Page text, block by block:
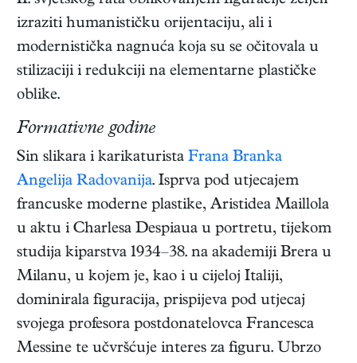
izraziti humanističku orijentaciju, ali i
modernistička nagnuća koja su se očitovala u
stilizaciji i redukciji na elementarne plastičke
oblike.
Formativne godine
Sin slikara i karikaturista Frana Branka
Angelija Radovanija. Isprva pod utjecajem
francuske moderne plastike, Aristidea Maillola
u aktu i Charlesa Despiaua u portretu, tijekom
studija kiparstva 1934–38. na akademiji Brera u
Milanu, u kojem je, kao i u cijeloj Italiji,
dominirala figuracija, prispijeva pod utjecaj
svojega profesora postdonatelovca Francesca
Messine te učvršćuje interes za figuru. Ubrzo